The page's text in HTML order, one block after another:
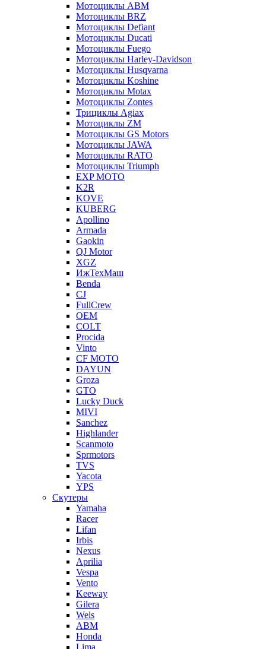
Мотоциклы ABM
Мотоциклы BRZ
Мотоциклы Defiant
Мотоциклы Ducati
Мотоциклы Fuego
Мотоциклы Harley-Davidson
Мотоциклы Husqvarna
Мотоциклы Koshine
Мотоциклы Motax
Мотоциклы Zontes
Трициклы Agiax
Мотоциклы ZM
Мотоциклы GS Motors
Мотоциклы JAWA
Мотоциклы RATO
Мотоциклы Triumph
EXP MOTO
K2R
KOVE
KUBERG
Apollino
Armada
Gaokin
QJ Motor
XGZ
ИжТехМаш
Benda
CJ
FullCrew
OEM
COLT
Procida
Vinto
CF MOTO
DAYUN
Groza
GTO
Lucky Duck
MIVI
Sanchez
Highlander
Scanmoto
Sprmotors
TVS
Yacota
YPS
Скутеры
Yamaha
Racer
Lifan
Irbis
Nexus
Aprilia
Vespa
Vento
Keeway
Gilera
Wels
ABM
Honda
Lima